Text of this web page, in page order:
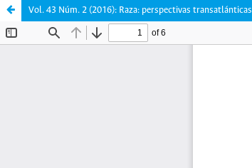
Vol. 43 Núm. 2 (2016): Raza: perspectivas transatlánticas